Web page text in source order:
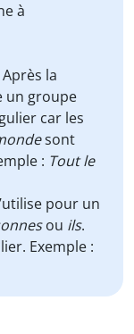
à
Après la
un groupe
car les
sont
: Tout le
pour un
ou ils.
Exemple :